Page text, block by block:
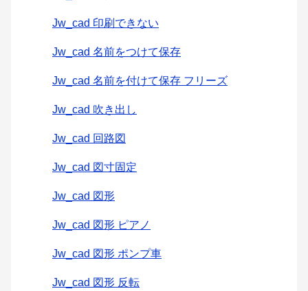
Jw_cad 印刷できない
Jw_cad 名前をつけて保存
Jw_cad 名前を付けて保存 フリーズ
Jw_cad 吹き出し
Jw_cad 回路図
Jw_cad 図寸固定
Jw_cad 図形
Jw_cad 図形 ピアノ
Jw_cad 図形 ポンプ車
Jw_cad 図形 反転